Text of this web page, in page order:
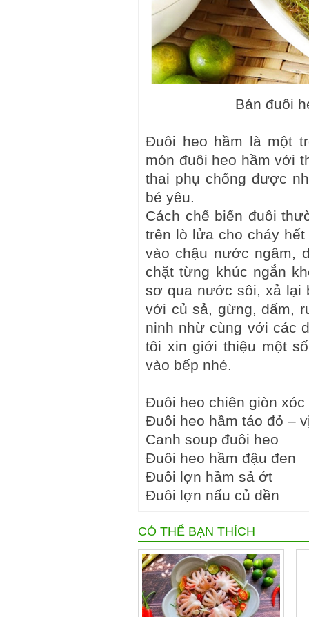
Bán đuôi
Đuôi heo hầm là một
món đuôi heo hầm với
thai phụ chống được
bé yêu.
Cách chế biến đuôi
trên lò lửa cho cháy
vào chậu nước ngâm,
chặt từng khúc ngắn
sơ qua nước sôi, xả lại
với củ sả, gừng, dấm,
ninh nhừ cùng với các
tôi xin giới thiệu một
vào bếp nhé.
Đuôi heo chiên giòn xóc
Đuôi heo hầm táo đỏ –
Canh soup đuôi heo
Đuôi heo hầm đậu đen
Đuôi lợn hầm sả ớt
Đuôi lợn nấu củ dền
CÓ THỂ BẠN THÍCH